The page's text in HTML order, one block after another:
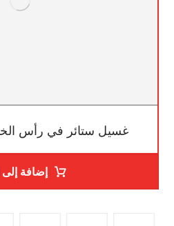
غسيل ستائر في رأس الخيمة :
إضافة